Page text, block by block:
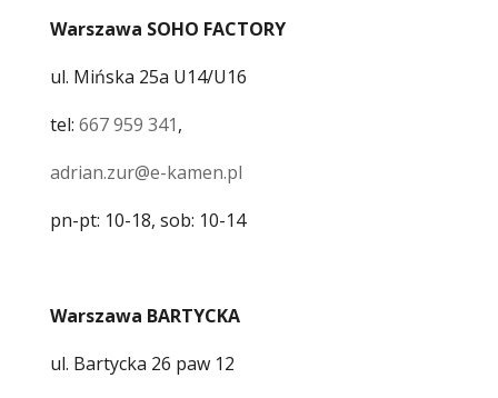
Warszawa SOHO FACTORY
ul. Mińska 25a U14/U16
tel: 667 959 341,
adrian.zur@e-kamen.pl
pn-pt: 10-18, sob: 10-14
Warszawa BARTYCKA
ul. Bartycka 26 paw 12